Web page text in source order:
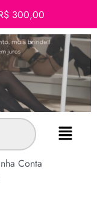
R$ 300,00
Conta